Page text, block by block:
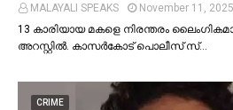
MALAYALI SPEAKS
November 11, 2025
13 കാരിയായ മകളെ നിരന്തരം
അറസ്റ്റില്‍. കാസർകോട് പൊലീസ് സ്…
CRIME